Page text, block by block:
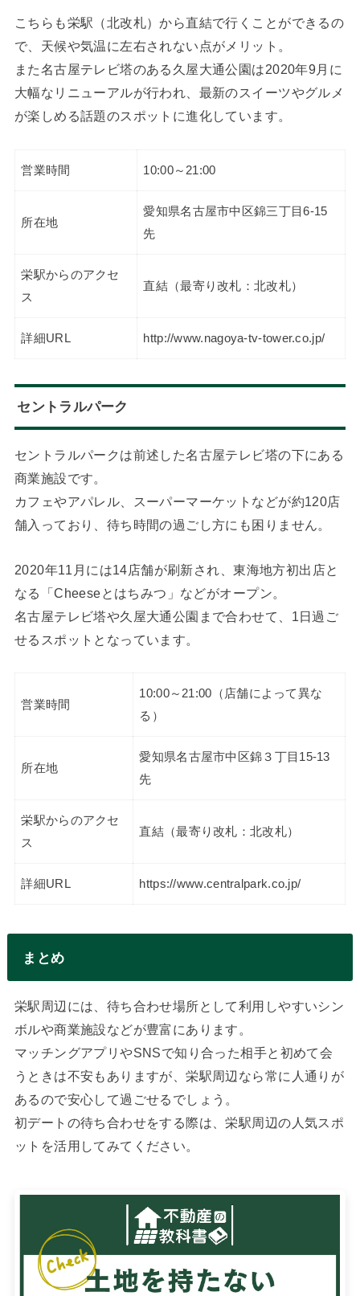
こちらも栄駅（北改札）から直結で行くことができるの
で、天候や気温に左右されない点がメリット。
また名古屋テレビ塔のある久屋大通公園は2020年9月に
大幅なリニューアルが行われ、最新のスイーツやグルメ
が楽しめる話題のスポットに進化しています。
営業時間 10:00～21:00
所在地
愛知県名古屋市中区錦三丁目6-15
先
栄駅からのアクセ
ス
直結（最寄り改札：北改札）
詳細URL http://www.nagoya-tv-tower.co.jp/
セントラルパーク
セントラルパークは前述した名古屋テレビ塔の下にある
商業施設です。
カフェやアパレル、スーパーマーケットなどが約120店
舗入っており、待ち時間の過ごし方にも困りません。
2020年11月には14店舗が刷新され、東海地方初出店と
なる「Cheeseとはちみつ」などがオープン。
名古屋テレビ塔や久屋大通公園まで合わせて、1日過ご
せるスポットとなっています。
営業時間
10:00～21:00（店舗によって異な
る）
所在地
愛知県名古屋市中区錦３丁目15-13
先
栄駅からのアクセ
ス
直結（最寄り改札：北改札）
詳細URL https://www.centralpark.co.jp/
まとめ
栄駅周辺には、待ち合わせ場所として利用しやすいシン
ボルや商業施設などが豊富にあります。
マッチングアプリやSNSで知り合った相手と初めて会
うときは不安もありますが、栄駅周辺なら常に人通りが
あるので安心して過ごせるでしょう。
初デートの待ち合わせをする際は、栄駅周辺の人気スポ
ットを活用してみてください。